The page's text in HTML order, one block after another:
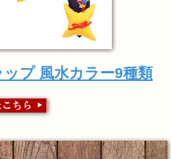
プ 風水カラー9種類